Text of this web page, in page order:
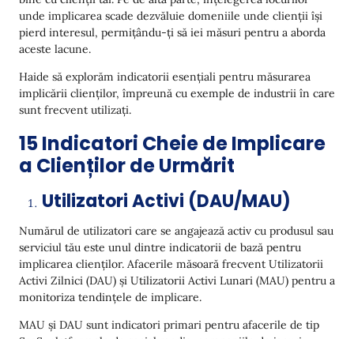
unde implicarea scade dezvăluie domeniile unde clienții își
pierd interesul, permițându-ți să iei măsuri pentru a aborda
aceste lacune.
Haide să explorăm indicatorii esențiali pentru măsurarea
implicării clienților, împreună cu exemple de industrii în care
sunt frecvent utilizați.
15 Indicatori Cheie de Implicare
a Clienților de Urmărit
Utilizatori Activi (DAU/MAU)
Numărul de utilizatori care se angajează activ cu produsul sau
serviciul tău este unul dintre indicatorii de bază pentru
implicarea clienților. Afacerile măsoară frecvent Utilizatorii
Activi Zilnici (DAU) și Utilizatorii Activi Lunari (MAU) pentru a
monitoriza tendințele de implicare.
MAU și DAU sunt indicatori primari pentru afacerile de tip